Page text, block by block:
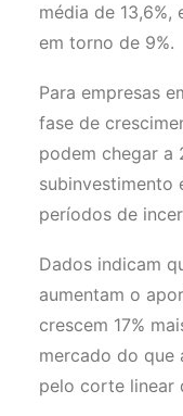
média de
em torno de 9%.
Para empresas
fase de
podem chegar a
subinvestimento
períodos de
Dados indicam
aumentam o
crescem 17%
mercado do que
pelo corte linear